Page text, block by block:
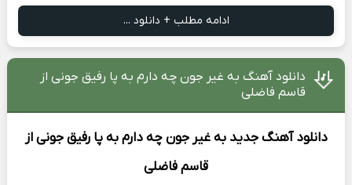
ادامه مطلب + دانلود ...
دانلود آهنگ به غیر جون چه دارم به پا رفیق جونی از
قاسم فاضلی
دانلود آهنگ جدید به غیر جون چه دارم به پا رفیق جونی از
قاسم فاضلی